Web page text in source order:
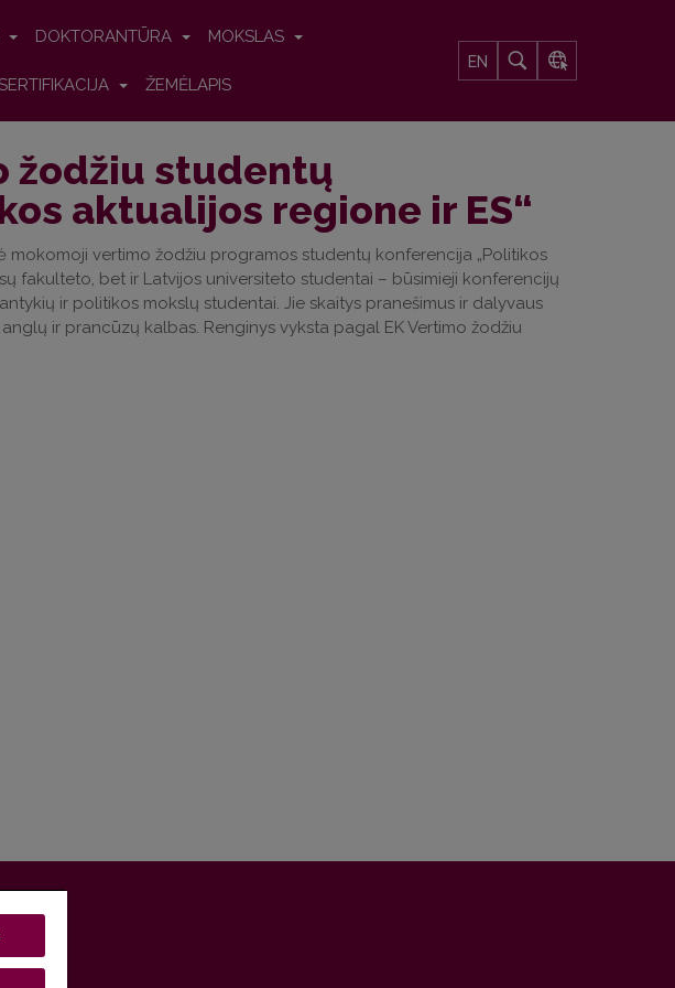
DOKTORANTŪRA MOKSLAS
ŽEMĖLAPIS
EN
žodžiu studentų
aktualijos regione ir ES“
vertimo žodžiu programos studentų konferencija „Politikos
fakulteto, bet ir Latvijos universiteto studentai – būsimieji konferencijų
ir politikos mokslų studentai. Jie skaitys pranešimus ir dalyvaus
ir prancūzų kalbas. Renginys vyksta pagal EK Vertimo žodžiu